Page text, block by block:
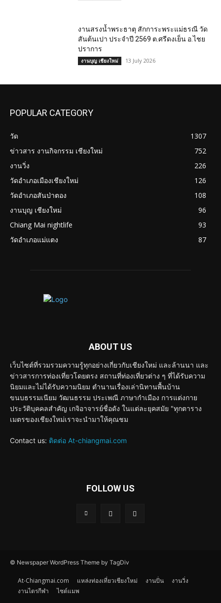
งานสรงน้ำพระธาตุ สักการะพระแม่ธรณี วัด
สันต้นเปา ประจำปี 2569 ต.ศรีดงเย็น อ.ไชย
ปราการ
งานบุญ เชียงใหม่ 13 July 2026
POPULAR CATEGORY
วัด
1307
ข่าวสาร งานกิจกรรม เชียงใหม่
752
งานวิ่ง
226
วัดอำเภอเมืองเชียงใหม่
126
วัดอำเภอสันป่าตอง
108
งานบุญ เชียงใหม่
96
Chiang Mai nightlife
93
วัดอำเภอแม่แตง
87
ABOUT US
เว็บไซต์ที่รวมรวมความรู้ทุกอย่างเกี่ยวกับเชียงใหม่ และล้านนา และ
ข่าวสารการท่องเที่ยวโดยตรง สถานที่ท่องเที่ยวต่าง ๆ ที่ได้รับความ
นิยมและไม่ได้รับความนิยม ตำนานเรื่องเล่านิทานพื้นบ้าน
ขนบธรรมเนียม วัฒนธรรม ประเพณี ภาษากำเมือง การแต่งกาย
ประวัติบุคคลสำคัญ เกจิอาจารย์ชื่อดัง ในแต่ละยุคสมัย "ทุกตาราง
เมตรของเชียงใหม่เราจะนำมาให้คุณชม
Contact us: ติดต่อ At-chiangmai.com
FOLLOW US
© Newspaper WordPress Theme by TagDiv
At-Chiangmai.com แหล่งท่องเที่ยวเชียงใหม่ งานปั่น
งานวิ่ง
งานไตรกีฬา
ไซต์แมพ